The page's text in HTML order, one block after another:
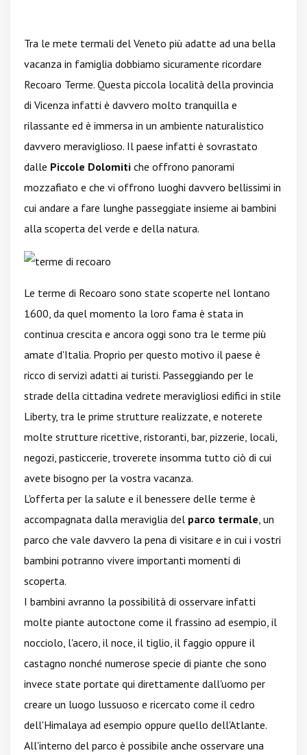
Tra le mete termali del Veneto più adatte ad una bella
vacanza in famiglia dobbiamo sicuramente ricordare
Recoaro Terme. Questa piccola località della provincia
di Vicenza infatti è davvero molto tranquilla e
rilassante ed è immersa in un ambiente naturalistico
davvero meraviglioso. Il paese infatti è sovrastato
dalle Piccole Dolomiti che offrono panorami
mozzafiato e che vi offrono luoghi davvero bellissimi in
cui andare a fare lunghe passeggiate insieme ai bambini
alla scoperta del verde e della natura.
Le terme di Recoaro sono state scoperte nel lontano
1600, da quel momento la loro fama è stata in
continua crescita e ancora oggi sono tra le terme più
amate d'Italia. Proprio per questo motivo il paese è
ricco di servizi adatti ai turisti. Passeggiando per le
strade della cittadina vedrete meravigliosi edifici in stile
Liberty, tra le prime strutture realizzate, e noterete
molte strutture ricettive, ristoranti, bar, pizzerie, locali,
negozi, pasticcerie, troverete insomma tutto ciò di cui
avete bisogno per la vostra vacanza.
L'offerta per la salute e il benessere delle terme è
accompagnata dalla meraviglia del parco termale, un
parco che vale davvero la pena di visitare e in cui i vostri
bambini potranno vivere importanti momenti di
scoperta.
I bambini avranno la possibilità di osservare infatti
molte piante autoctone come il frassino ad esempio, il
nocciolo, l'acero, il noce, il tiglio, il faggio oppure il
castagno nonché numerose specie di piante che sono
invece state portate qui direttamente dall'uomo per
creare un luogo lussuoso e ricercato come il cedro
dell'Himalaya ad esempio oppure quello dell'Atlante.
All'interno del parco è possibile anche osservare una